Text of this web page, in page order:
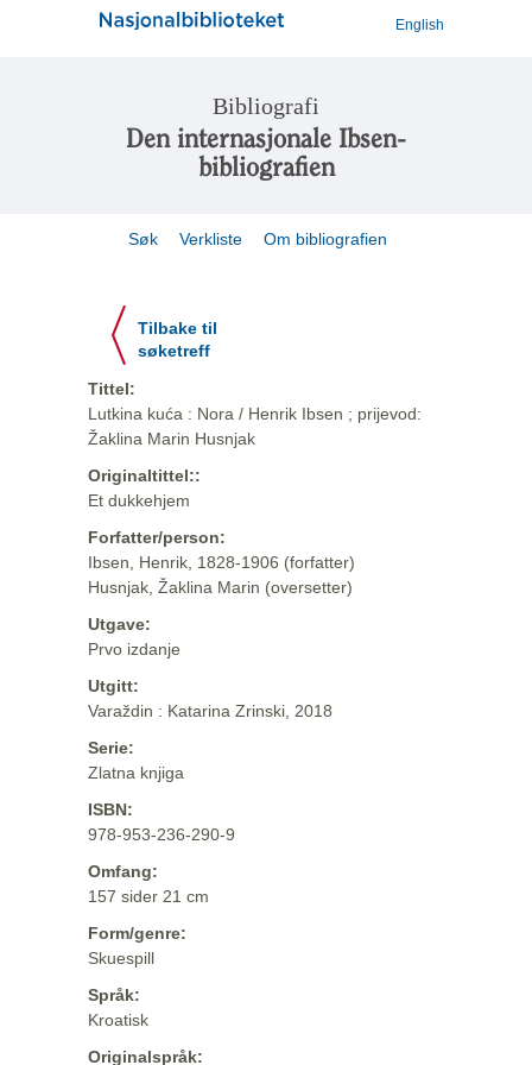
English
Bibliografi
Den internasjonale Ibsen-
bibliografien
Søk Verkliste Om bibliografien
Tilbake til
søketreff
Tittel:
Lutkina kuća : Nora / Henrik Ibsen ; prijevod:
Žaklina Marin Husnjak
Originaltittel::
Et dukkehjem
Forfatter/person:
Ibsen, Henrik, 1828-1906 (forfatter)
Husnjak, Žaklina Marin (oversetter)
Utgave:
Prvo izdanje
Utgitt:
Varaždin : Katarina Zrinski, 2018
Serie:
Zlatna knjiga
ISBN:
978-953-236-290-9
Omfang:
157 sider 21 cm
Form/genre:
Skuespill
Språk:
Kroatisk
Originalspråk: